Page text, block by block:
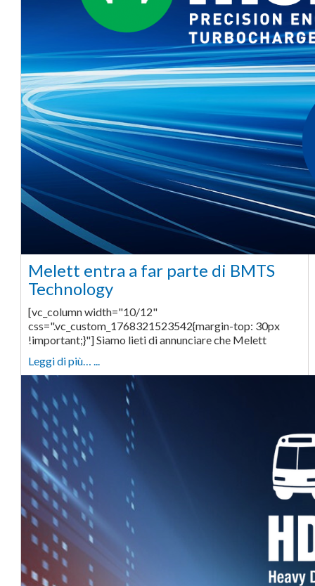
Melett entra a far parte di BMTS
Technology
[vc_column width="10/12"
css=".vc_custom_1768321523542{margin-top: 30px
!important;}"] Siamo lieti di annunciare che Melett
Leggi di più… ...